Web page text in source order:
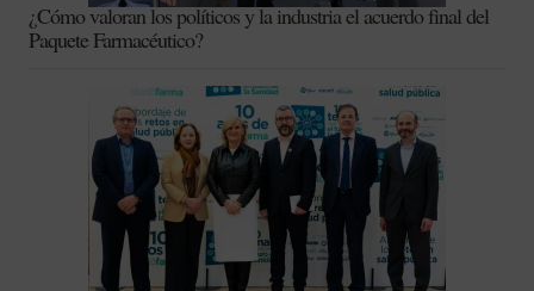
¿Cómo valoran los políticos y la industria el acuerdo final del
Paquete Farmacéutico?